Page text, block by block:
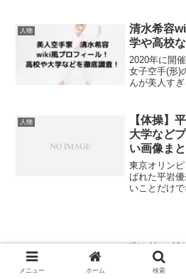
ょうか？そ
んがおり、
人物
清水希容
学や高校
2020年に開
女子空手(形)
んが美人す
歴やプロフ
徹底調査し
人物
【体操】
大学など
い画像ま
東京オリン
ばれた平岩
いことだけ
スポンサーリ
メニュー ホーム 検索